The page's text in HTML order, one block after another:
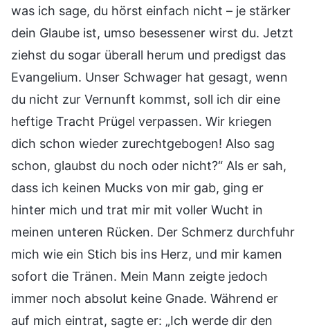
was ich sage, du hörst einfach nicht – je stärker
dein Glaube ist, umso besessener wirst du. Jetzt
ziehst du sogar überall herum und predigst das
Evangelium. Unser Schwager hat gesagt, wenn
du nicht zur Vernunft kommst, soll ich dir eine
heftige Tracht Prügel verpassen. Wir kriegen
dich schon wieder zurechtgebogen! Also sag
schon, glaubst du noch oder nicht?“ Als er sah,
dass ich keinen Mucks von mir gab, ging er
hinter mich und trat mir mit voller Wucht in
meinen unteren Rücken. Der Schmerz durchfuhr
mich wie ein Stich bis ins Herz, und mir kamen
sofort die Tränen. Mein Mann zeigte jedoch
immer noch absolut keine Gnade. Während er
auf mich eintrat, sagte er: „Ich werde dir den